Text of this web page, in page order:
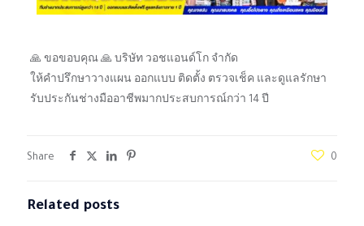
🙏 ขอขอบคุณ 🙏 บริษัท วอชแอนด์โก จำกัด
ให้คำปรึกษาวางแผน ออกแบบ ติดตั้ง ตรวจเช็ค และดูแลรักษา
รับประกันช่างมืออาชีพมากประสบการณ์กว่า 14 ปี
Share 0
Related posts